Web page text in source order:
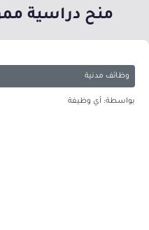
منح دراسية ممولة
وظائف مدنية
بواسطة: أي وظيفة